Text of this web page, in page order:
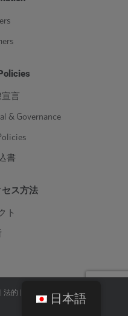
言
& Governance
書
ス方法
ト
法的 プライバシーポリシー
日本語